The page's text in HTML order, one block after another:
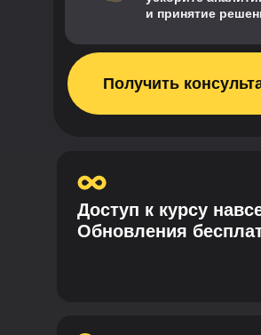
и принятие
Получить
Доступ к курсу
Обновления